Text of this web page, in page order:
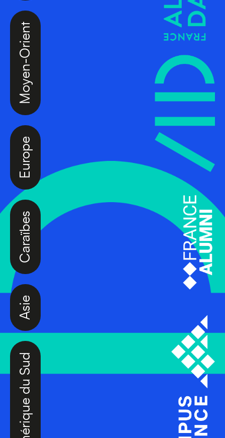
Amérique du Sud
Asie
Caraïbes
Europe
Moyen-Orient